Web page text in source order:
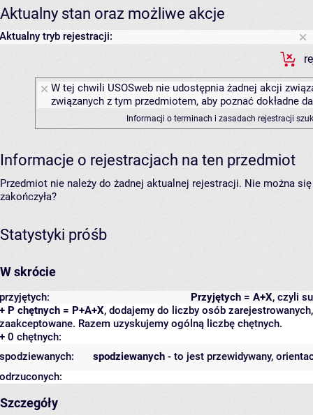
Aktualny stan oraz możliwe akcje
Aktualny tryb rejestracji:
W tej chwili USOSweb nie udostępnia żadnej akcji
związanych z tym przedmiotem, aby poznać dokładne
Informacji o terminach i zasadach rejestracji
Informacje o rejestracjach na ten przedmiot
Przedmiot nie należy do żadnej aktualnej rejestracji. Nie można
zakończyła?
Statystyki próśb
W skrócie
Przyjętych = A+X, czyli
przyjętych:
+ P chętnych = P+A+X, dodajemy do liczby osób
zaakceptowane. Razem uzyskujemy ogólną liczbę chętnych.
+ 0 chętnych:
spodziewanych - to jest przewidywany,
spodziewanych:
odrzuconych:
Szczegóły